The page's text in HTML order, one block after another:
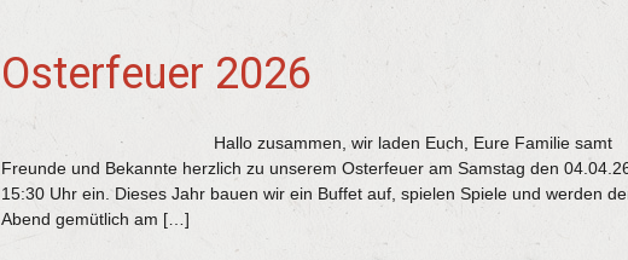
Osterfeuer 2026
Hallo zusammen, wir laden Euch, Eure Familie samt
Freunde und Bekannte herzlich zu unserem Osterfeuer am Samstag den
15:30 Uhr ein. Dieses Jahr bauen wir ein Buffet auf, spielen Spiele und werden
Abend gemütlich am […]